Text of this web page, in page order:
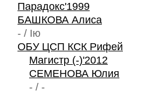
Парадокс'1999
БАШКОВА Алиса
- / Iю
ОБУ ЦСП КСК Рифей
Магистр (-)'2012
СЕМЕНОВА Юлия
- / -